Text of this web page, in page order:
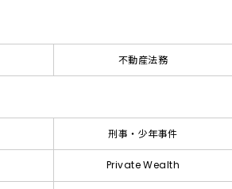
不動産法務
刑事・少年事件
Private Wealth